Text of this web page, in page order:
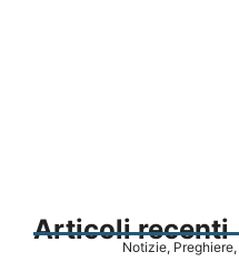
Articoli recenti
Notizie, Preghiere,